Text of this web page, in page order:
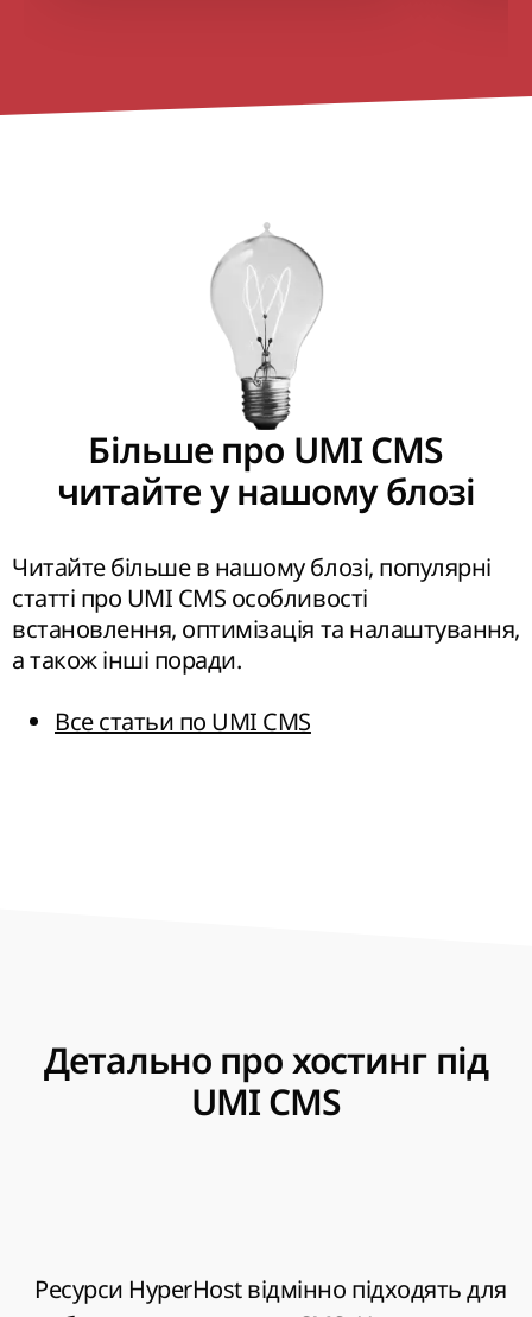
Більше про UMI CMS
читайте у нашому блозі
Читайте більше в нашому блозі, популярні
статті про UMI CMS особливості
встановлення, оптимізація та налаштування,
а також інші поради.
Все статьи по UMI CMS
Детально про хостинг під
UMI CMS
Ресурси HyperHostвідмінно підходять для